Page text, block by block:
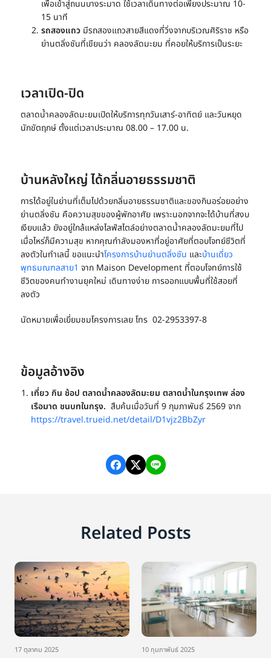
เพื่อเข้าสู่ถนนบางระมาด ใช้เวลาเดินทางต่อเพียงประมาณ 10-
15 นาที
รถสองแถว มีรถสองแถวสายสีแดงที่วิ่งจากบริเวณศิริราช หรือ
ย่านตลิ่งชันที่เขียนว่า คลองลัดมะยม ที่คอยให้บริการเป็นระยะ
เวลาเปิด-ปิด
ตลาดน้ำคลองลัดมะยมเปิดให้บริการทุกวันเสาร์-อาทิตย์ และวันหยุด
นักขัตฤกษ์ ตั้งแต่เวลาประมาณ 08.00 – 17.00 น.
บ้านหลังใหญ่ ได้กลิ่นอายธรรมชาติ
การได้อยู่ในย่านที่เต็มไปด้วยกลิ่นอายธรรมชาติและของกินอร่อยอย่าง
ย่านตลิ่งชัน คือความสุขของผู้พักอาศัย เพราะนอกจากจะได้บ้านที่สงบ
เงียบแล้ว ยังอยู่ใกล้แหล่งไลฟ์สไตล์อย่างตลาดน้ำคลองลัดมะยมที่ไป
เมื่อไหร่ก็มีความสุข หากคุณกำลังมองหาที่อยู่อาศัยที่ตอบโจทย์ชีวิตที่
ลงตัวในทำเลนี้ ขอแนะนำโครงการบ้านย่านตลิ่งชัน และบ้านเดี่ยว
พุทธมณฑลสาย1 จาก Maison Development ที่ตอบโจทย์การใช้
ชีวิตของคนทำงานยุคใหม่ เดินทางง่าย การออกแบบพื้นที่ใช้สอยที่
ลงตัว
นัดหมายเพื่อเยี่ยมชมโครงการเลย โทร 02-2953397-8
ข้อมูลอ้างอิง
เที่ยว กิน ช้อป ตลาดน้ำคลองลัดมะยม ตลาดน้ำในกรุงเทพ ล่อง
เรือมาด ชนบทในกรุง. สืบค้นเมื่อวันที่ 9 กุมภาพันธ์ 2569 จาก
https://travel.trueid.net/detail/D1vjz2BbZyr
Related Posts
17 ตุลาคม 2025 10 กุมภาพันธ์ 2025